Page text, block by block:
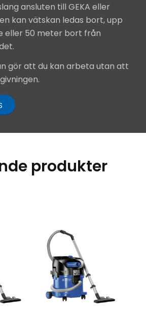
ansluten till GEKA eller
kan vätskan ledas bort, upp
eller 50 meter bort från
gör att du kan arbeta utan att
produkter